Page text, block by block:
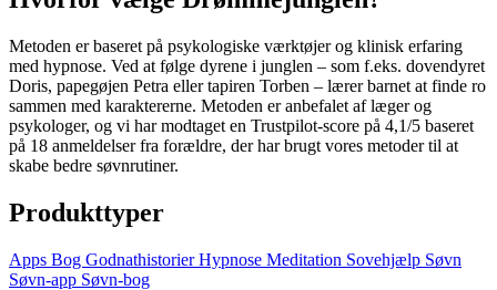
Metoden er baseret på psykologiske værktøjer og klinisk erfaring
med hypnose. Ved at følge dyrene i junglen – som f.eks. dovendyret
Doris, papegøjen Petra eller tapiren Torben – lærer barnet at finde ro
sammen med karaktererne. Metoden er anbefalet af læger og
psykologer, og vi har modtaget en Trustpilot-score på 4,1/5 baseret
på 18 anmeldelser fra forældre, der har brugt vores metoder til at
skabe bedre søvnrutiner.
Produkttyper
Apps Bog GodnathistorierHypnose Meditation Sovehjælp Søvn
Søvn-app Søvn-bog